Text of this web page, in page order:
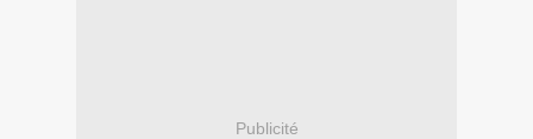
Publicité